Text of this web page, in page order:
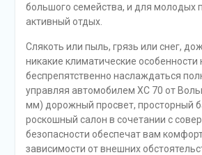
большого семейства, и для молодых
активный отдых.
Слякоть или пыль, грязь или снег,
никакие климатические
беспрепятственно наслаждаться
управляя автомобилем XC 70 от
мм) дорожный просвет, просторный
роскошный салон в сочетании с
безопасности обеспечат вам
зависимости от внешних